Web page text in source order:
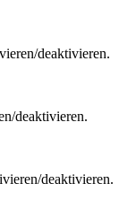
deaktivieren.
deaktivieren.
deaktivieren.